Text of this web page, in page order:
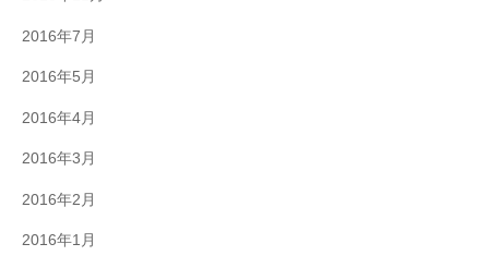
2016年7月
2016年5月
2016年4月
2016年3月
2016年2月
2016年1月